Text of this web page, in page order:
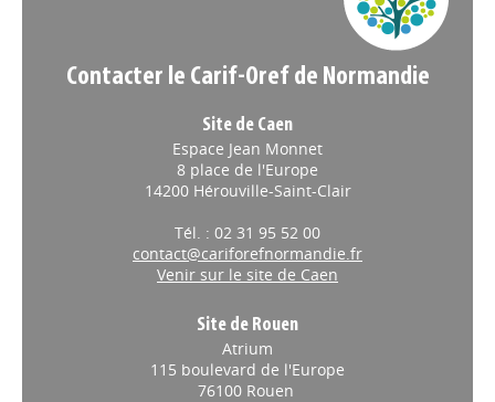
Contacter le Carif-Oref de Normandie
Site de Caen
Espace Jean Monnet
8 place de l'Europe
14200 Hérouville-Saint-Clair
Tél. : 02 31 95 52 00
contact@cariforefnormandie.fr
Venir sur le site de Caen
Site de Rouen
Atrium
115 boulevard de l'Europe
76100 Rouen